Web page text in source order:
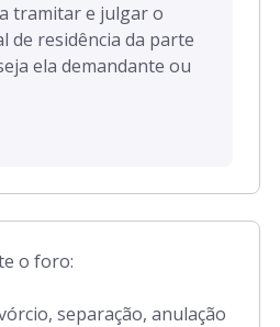
tramitar e julgar o
de residência da parte
ela demandante ou
o foro:
separação, anulação